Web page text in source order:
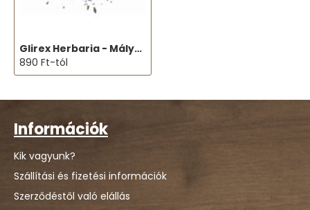
Glirex Herbaria - Mályvavirág
890 Ft-tól
Információk
Kik vagyunk?
Szállítási és fizetési információk
Szerződéstől való elállás